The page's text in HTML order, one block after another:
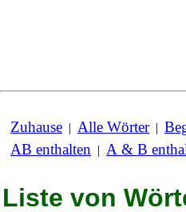
Zuhause | Alle Wörter|
AB enthalten | A & B
Liste von